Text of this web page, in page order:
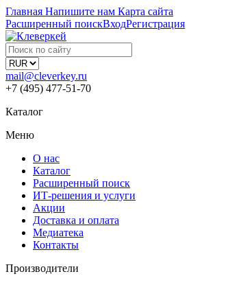
Главная Напишите нам Карта сайта
Расширенный поискВходРегистрация
mail@cleverkey.ru
+7 (495) 477-51-70
Каталог
Меню
О нас
Каталог
Расширенный поиск
ИТ-решения и услуги
Акции
Доставка и оплата
Медиатека
Контакты
Производители